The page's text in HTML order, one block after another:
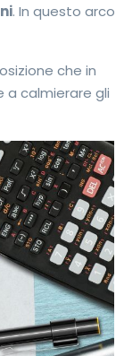
. In questo arco
che in
a calmierare gli